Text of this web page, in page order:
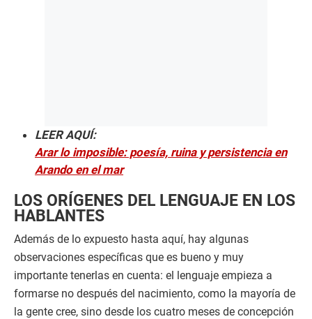
LEER AQUÍ:
Arar lo imposible: poesía, ruina y persistencia en
Arando en el mar
LOS ORÍGENES DEL LENGUAJE EN LOS
HABLANTES
Además de lo expuesto hasta aquí, hay algunas
observaciones específicas que es bueno y muy
importante tenerlas en cuenta: el lenguaje empieza a
formarse no después del nacimiento, como la mayoría de
la gente cree, sino desde los cuatro meses de concepción